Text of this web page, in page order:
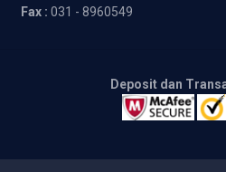
Fax : 031 - 8960549
Deposit dan